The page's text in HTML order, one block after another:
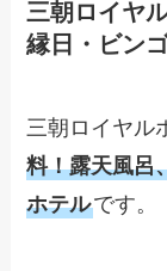
三朝ロイヤ
縁日・ビン
三朝ロイヤル
料！露天風呂
ホテルです。